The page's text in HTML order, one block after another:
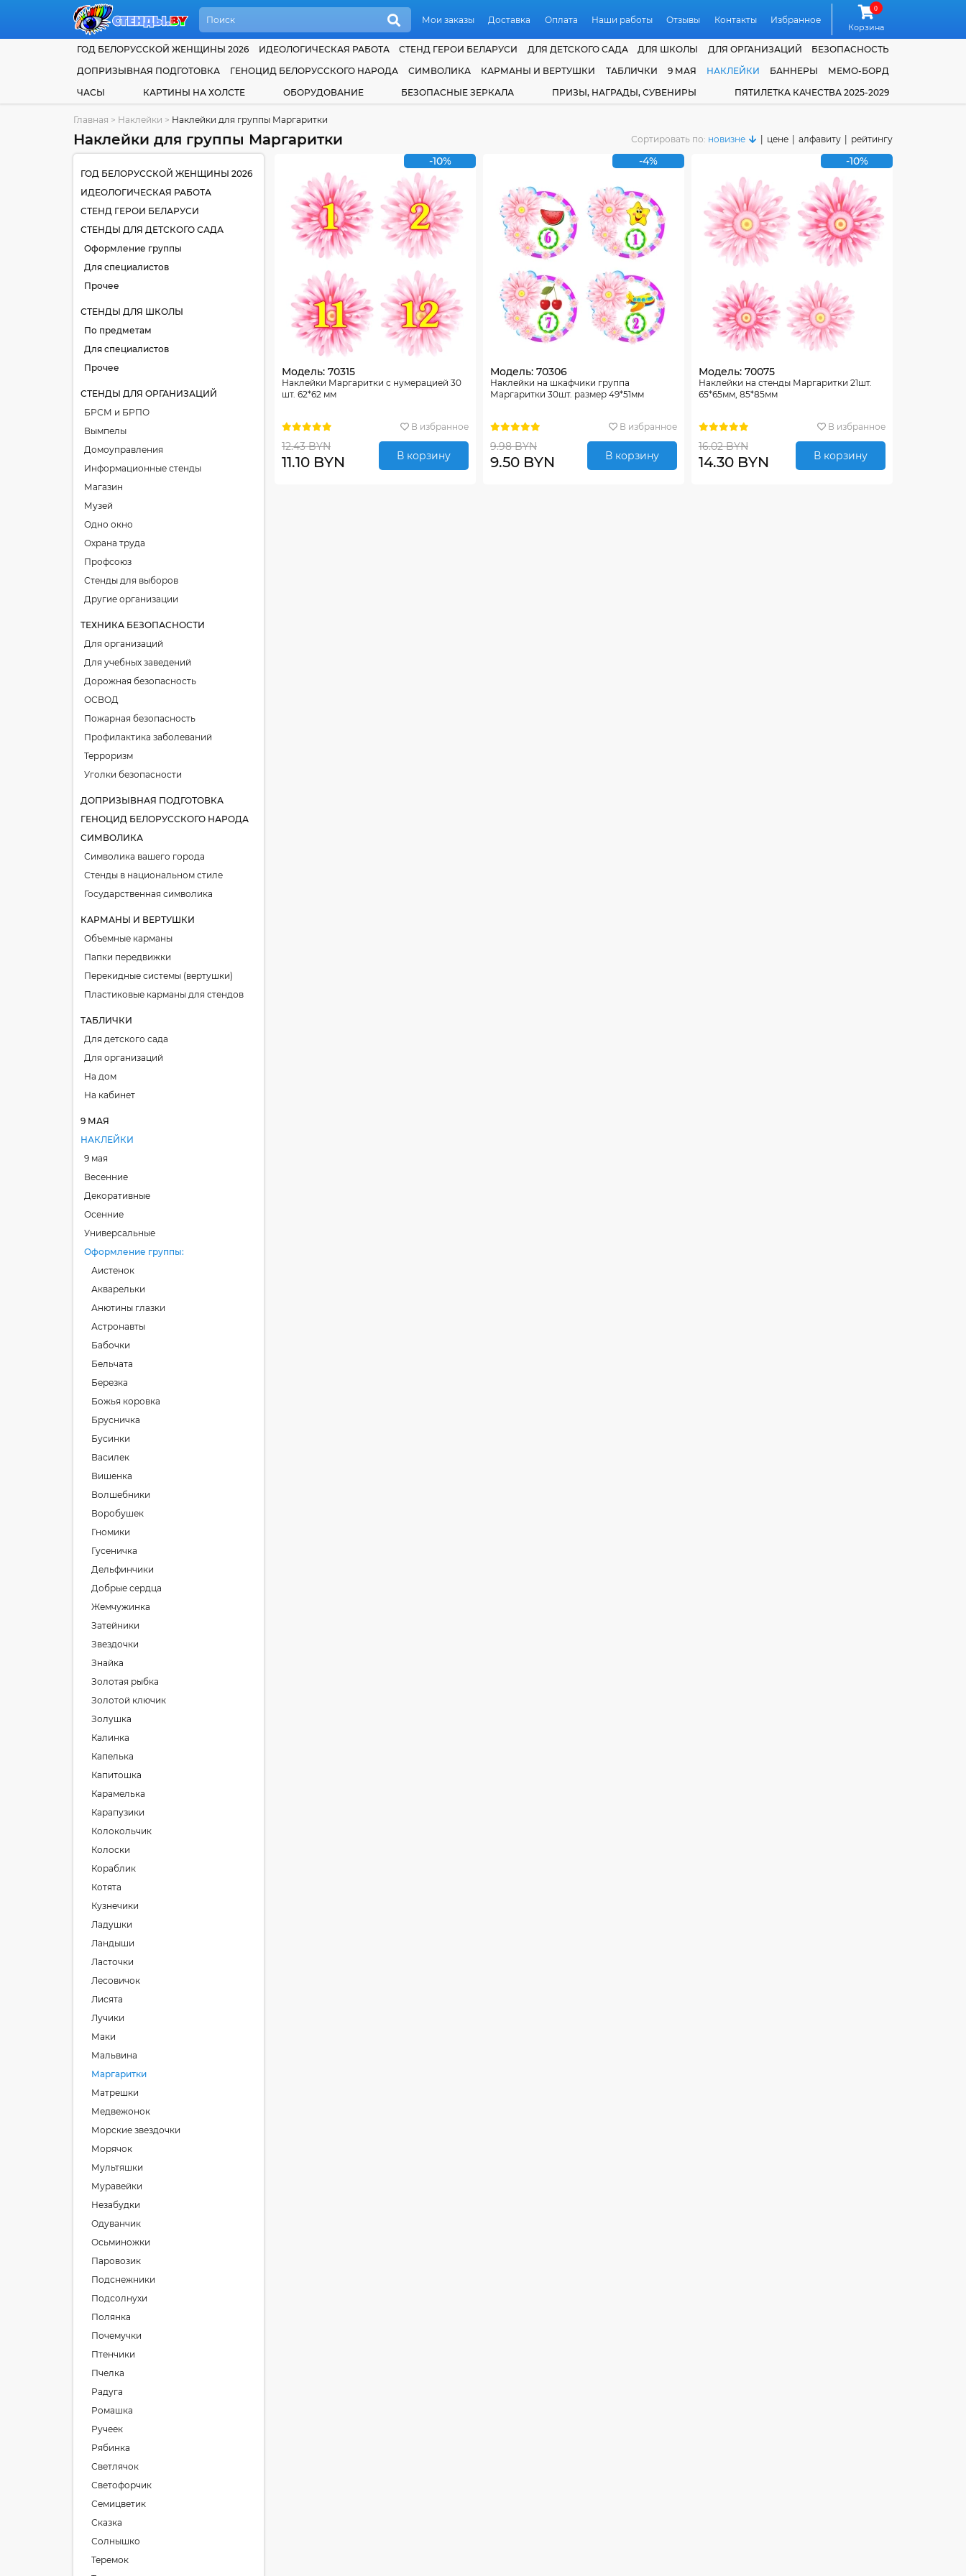
Мои заказы Доставка Оплата Наши работы Отзывы Контакты Избранное
0
Корзина
ГОД БЕЛОРУССКОЙ ЖЕНЩИНЫ 2026 ИДЕОЛОГИЧЕСКАЯ РАБОТА СТЕНД ГЕРОИ БЕЛАРУСИ ДЛЯ ДЕТСКОГО САДА ДЛЯ ШКОЛЫ ДЛЯ ОРГАНИЗАЦИЙ
БЕЗОПАСНОСТЬ
ДОПРИЗЫВНАЯ ПОДГОТОВКА
ГЕНОЦИД БЕЛОРУССКОГО НАРОДА СИМВОЛИКА КАРМАНЫ И ВЕРТУШКИ ТАБЛИЧКИ 9 МАЯ НАКЛЕЙКИ БАННЕРЫ
МЕМО-БОРД
ЧАСЫ
КАРТИНЫ НА ХОЛСТЕ ОБОРУДОВАНИЕ БЕЗОПАСНЫЕ ЗЕРКАЛА ПРИЗЫ, НАГРАДЫ, СУВЕНИРЫ ПЯТИЛЕТКА КАЧЕСТВА 2025-2029
Главная > Наклейки > Наклейки для группы Маргаритки
Наклейки для группы Маргаритки Сортировать по: новизне цене алфавиту рейтингу
ГОД БЕЛОРУССКОЙ ЖЕНЩИНЫ 2026
ИДЕОЛОГИЧЕСКАЯ РАБОТА
СТЕНД ГЕРОИ БЕЛАРУСИ
СТЕНДЫ ДЛЯ ДЕТСКОГО САДА
Оформление группы
Для специалистов
Прочее
СТЕНДЫ ДЛЯ ШКОЛЫ
По предметам
Для специалистов
Прочее
СТЕНДЫ ДЛЯ ОРГАНИЗАЦИЙ
БРСМ и БРПО
Вымпелы
Домоуправления
Информационные стенды
Магазин
Музей
Одно окно
Охрана труда
Профсоюз
Стенды для выборов
Другие организации
ТЕХНИКА БЕЗОПАСНОСТИ
Для организаций
Для учебных заведений
Дорожная безопасность
ОСВОД
Пожарная безопасность
Профилактика заболеваний
Терроризм
Уголки безопасности
ДОПРИЗЫВНАЯ ПОДГОТОВКА
ГЕНОЦИД БЕЛОРУССКОГО НАРОДА
СИМВОЛИКА
Символика вашего города
Стенды в национальном стиле
Государственная символика
КАРМАНЫ И ВЕРТУШКИ
Объемные карманы
Папки передвижки
Перекидные системы (вертушки)
Пластиковые карманы для стендов
ТАБЛИЧКИ
Для детского сада
Для организаций
На дом
На кабинет
9 МАЯ
НАКЛЕЙКИ
9 мая
Весенние
Декоративные
Осенние
Универсальные
Оформление группы
Аистенок
Акварельки
Анютины глазки
Астронавты
Бабочки
Бельчата
Березка
Божья коровка
Брусничка
Бусинки
Василек
Вишенка
Волшебники
Воробушек
Гномики
Гусеничка
Дельфинчики
Добрые сердца
Жемчужинка
Затейники
Звездочки
Знайка
Золотая рыбка
Золотой ключик
Золушка
Калинка
Капелька
Капитошка
Карамелька
Карапузики
Колокольчик
Колоски
Кораблик
Котята
Кузнечики
Ладушки
Ландыши
Ласточки
Лесовичок
Лисята
Лучики
Маки
Мальвина
Маргаритки
Матрешки
Медвежонок
Морские звездочки
Морячок
Мультяшки
Муравейки
Незабудки
Одуванчик
Осьминожки
Паровозик
Подснежники
Подсолнухи
Полянка
Почемучки
Птенчики
Пчелка
Радуга
Ромашка
Ручеек
Рябинка
Светлячок
Светофорчик
Семицветик
Сказка
Солнышко
Теремок
-10%
Модель: 70315
Наклейки Маргаритки с нумерацией 30
шт. 62*62 мм
В избранное
12.43 BYN
11.10 BYN В корзину
-4%
Модель: 70306
Наклейки на шкафчики группа
Маргаритки 30шт. размер 49*51мм
В избранное
9.98 BYN
9.50 BYN В корзину
-10%
Модель: 70075
Наклейки на стенды Маргаритки 21шт.
65*65мм, 85*85мм
В избранное
16.02 BYN
14.30 BYN В корзину